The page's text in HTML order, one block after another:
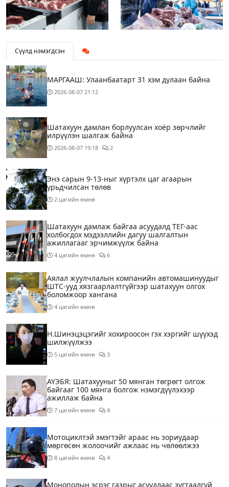
Сүүлд нэмэгдсэн
МАРГААШ: Улаанбаатарт 31 хэм дулаан байна
2026-08-07 21:12
Шатахуун дамлан борлуулсан хоёр зөрчлийг
илрүүлэн шалгаж байна
2026-08-07 19:18 2
Энэ сарын 9-13-ныг хүртэлх цаг агаарын
урьдчилсан төлөв
2 цагийн өмнө
Шатахуун дамлаж байгаа асуудалд ТЕГ-аас
холбогдох мэдээллийн дагуу шалгалтын
ажиллагааг эрчимжүүлж байна
4 цагийн өмнө 6
Аялал жуулчлалын компанийн автомашинуудыг
ШТС-ууд хязгаарлалтгүйгээр шатахуун олгох
боломжоор хангана
4 цагийн өмнө
Н.Шинэцэцэгийг хохироосон гэх хэргийг шүүхэд
шилжүүлжээ
5 цагийн өмнө 3
АҮЭБЯ: Шатахууныг 50 мянган төгрөгт олгож
байгааг 100 мянга болгож нэмэгдүүлэхээр
ажиллаж байна
7 цагийн өмнө 4
Мотоциклтэй эмэгтэйг араас нь зориудаар
мөргөсөн жолоочийг ажлаас нь чөлөөлжээ
8 цагийн өмнө 4
Монополын эсрэг газрыг асуудлаас зугтаалгүй